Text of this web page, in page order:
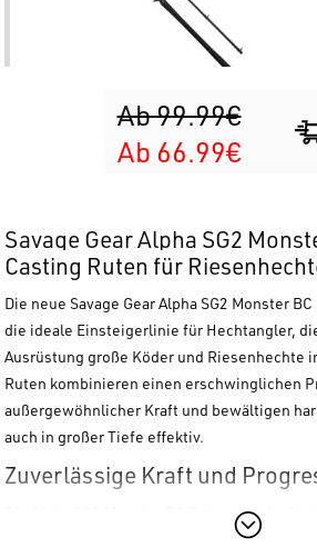
Ab 99.99€
Ab 66.99€
Savage Gear Alpha SG2
Casting Ruten für
Die neueSavage Gear Alpha SG2 Monster BC
die ideale Einsteigerlinie für Hechtangler,
Ausrüstung große Köder und Riesenhechte
Ruten kombinieren einen erschwinglichen
außergewöhnlicher Kraft und bewältigen
auch in großer Tiefe effektiv.
Zuverlässige Kraft und
Die Alpha SG2 Monster BC Ruten sind
, der maximale Leistung